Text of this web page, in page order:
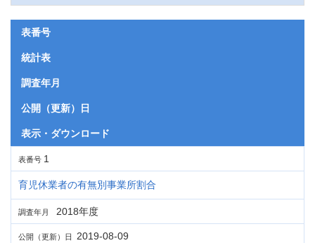
表番号
統計表
調査年月
公開（更新）日
表示・ダウンロード
表番号 1
育児休業者の有無別事業所割合
調査年月 2018年度
公開（更新）日 2019-08-09